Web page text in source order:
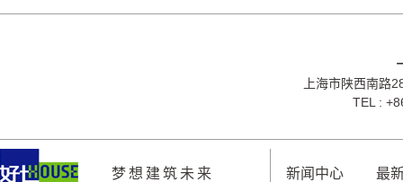
上海市陕西南路
TEL :
梦想建筑未来 新闻中心 最